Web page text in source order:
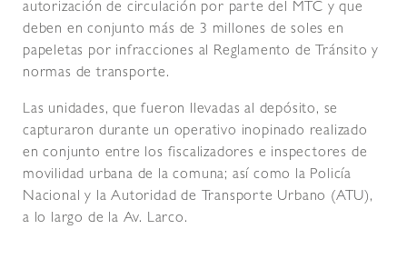
autorización de circulación por parte del MTC y que
deben en conjunto más de 3 millones de soles en
papeletas por infracciones al Reglamento de Tránsito y
normas de transporte.
Las unidades, que fueron llevadas al depósito, se
capturaron durante un operativo inopinado realizado
en conjunto entre los fiscalizadores e inspectores de
movilidad urbana de la comuna; así como la Policía
Nacional y la Autoridad de Transporte Urbano (ATU),
a lo largo de la Av. Larco.